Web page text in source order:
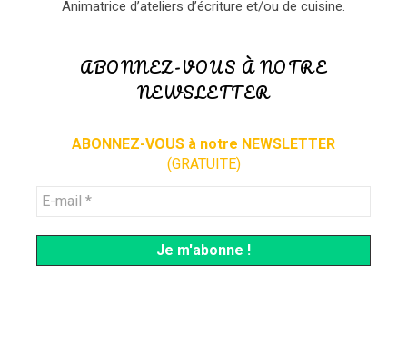
Animatrice d’ateliers d’écriture et/ou de cuisine.
ABONNEZ-VOUS À NOTRE
NEWSLETTER
ABONNEZ-VOUS à notre NEWSLETTER
(GRATUITE)